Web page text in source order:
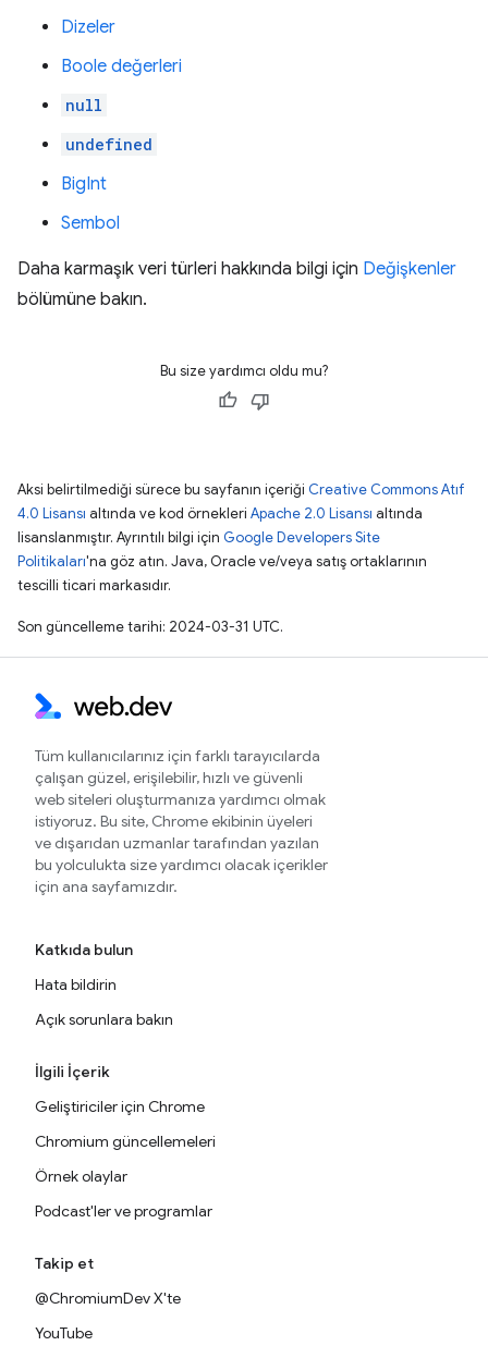
Dizeler
Boole değerleri
null
undefined
BigInt
Sembol
Daha karmaşık veri türleri hakkında bilgi için Değişkenler
bölümüne bakın.
Bu size yardımcı oldu mu?
Aksi belirtilmediği sürece bu sayfanın içeriği Creative Commons Atıf
4.0 Lisansı altında ve kod örnekleri Apache 2.0 Lisansı altında
lisanslanmıştır. Ayrıntılı bilgi için Google Developers Site
Politikaları'na göz atın. Java, Oracle ve/veya satış ortaklarının
tescilli ticari markasıdır.
Son güncelleme tarihi: 2024-03-31 UTC.
Tüm kullanıcılarınız için farklı tarayıcılarda
çalışan güzel, erişilebilir, hızlı ve güvenli
web siteleri oluşturmanıza yardımcı olmak
istiyoruz. Bu site, Chrome ekibinin üyeleri
ve dışarıdan uzmanlar tarafından yazılan
bu yolculukta size yardımcı olacak içerikler
için ana sayfamızdır.
Katkıda bulun
Hata bildirin
Açık sorunlara bakın
İlgili İçerik
Geliştiriciler için Chrome
Chromium güncellemeleri
Örnek olaylar
Podcast'ler ve programlar
Takip et
@ChromiumDev X'te
YouTube